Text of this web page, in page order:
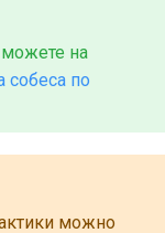
на
собеса по
можно